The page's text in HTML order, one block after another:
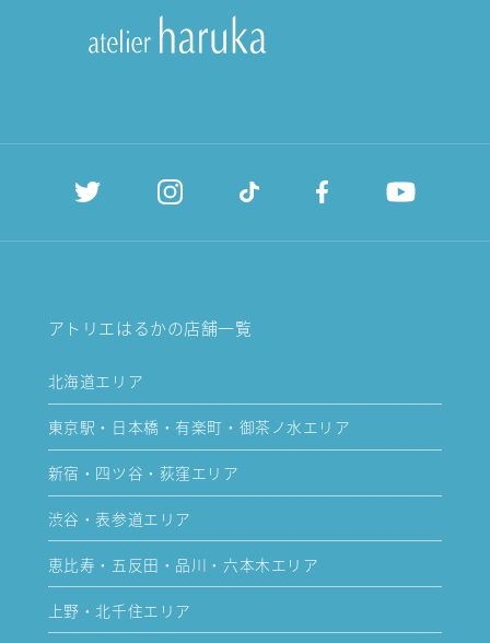
アトリエはるかの店舗一覧
北海道エリア
東京駅・日本橋・有楽町・御茶ノ水エリア
新宿・四ツ谷・荻窪エリア
渋谷・表参道エリア
恵比寿・五反田・品川・六本木エリア
上野・北千住エリア